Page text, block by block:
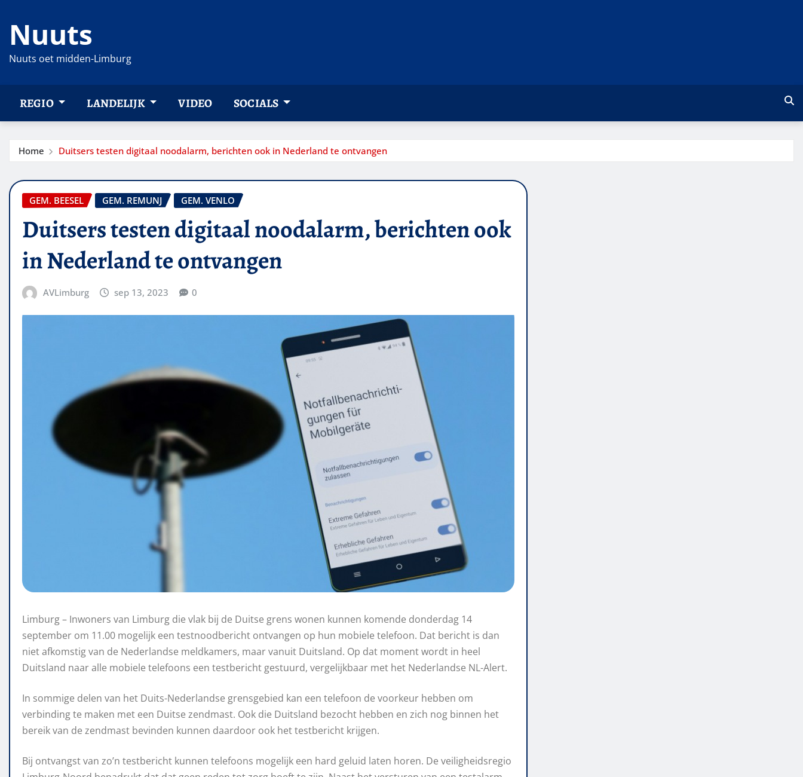
naar
inhoud
Nuuts
Nuuts oet midden-Limburg
REGIO LANDELIJK VIDEO SOCIALS
Home Duitsers testen digitaal noodalarm, berichten ook in Nederland te ontvangen
GEM. BEESEL GEM. REMUNJ GEM. VENLO
Duitsers testen digitaal noodalarm, berichten ook
in Nederland te ontvangen
AVLimburg sep 13, 2023 0
Limburg – Inwoners van Limburg die vlak bij de Duitse grens wonen kunnen komende donderdag 14
september om 11.00 mogelijk een testnoodbericht ontvangen op hun mobiele telefoon. Dat bericht is dan
niet afkomstig van de Nederlandse meldkamers, maar vanuit Duitsland. Op dat moment wordt in heel
Duitsland naar alle mobiele telefoons een testbericht gestuurd, vergelijkbaar met het Nederlandse NL-Alert.
In sommige delen van het Duits-Nederlandse grensgebied kan een telefoon de voorkeur hebben om
verbinding te maken met een Duitse zendmast. Ook die Duitsland bezocht hebben en zich nog binnen het
bereik van de zendmast bevinden kunnen daardoor ook het testbericht krijgen.
Bij ontvangst van zo’n testbericht kunnen telefoons mogelijk een hard geluid laten horen. De veiligheidsregio